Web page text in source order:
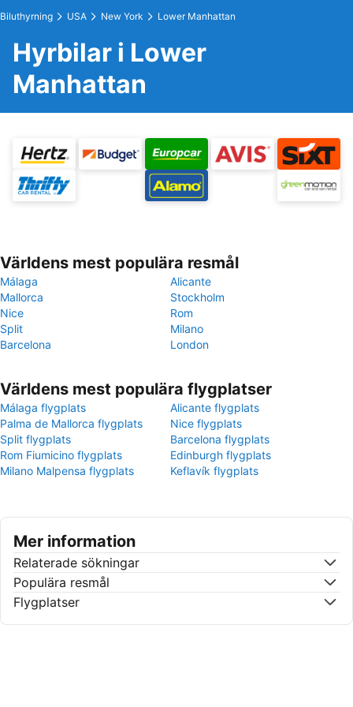
Biluthyrning USA New York Lower Manhattan
Hyrbilar i Lower
Manhattan
Världens mest populära resmål
Málaga
Alicante
Mallorca
Stockholm
Nice
Rom
Split
Milano
Barcelona
London
Världens mest populära flygplatser
Málaga flygplats
Alicante flygplats
Palma de Mallorca flygplats
Nice flygplats
Split flygplats
Barcelona flygplats
Rom Fiumicino flygplats
Edinburgh flygplats
Milano Malpensa flygplats
Keflavík flygplats
Mer information
Relaterade sökningar
Populära resmål
Flygplatser